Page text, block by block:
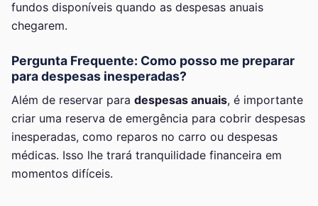
fundos disponíveis quando as despesas anuais
chegarem.
Pergunta Frequente: Como posso me preparar
para despesas inesperadas?
Além de reservar para despesas anuais, é importante
criar uma reserva de emergência para cobrir despesas
inesperadas, como reparos no carro ou despesas
médicas. Isso lhe trará tranquilidade financeira em
momentos difíceis.